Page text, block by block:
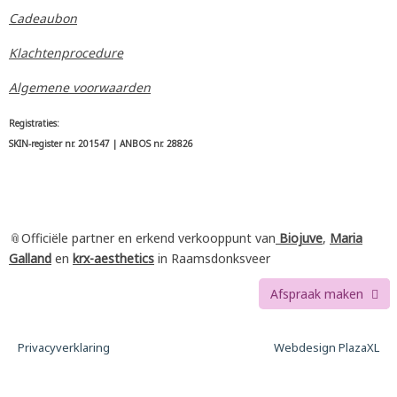
Afspraak maken
Afspraak maken
Cadeaubon
Klachtenprocedure
Algemene voorwaarden
Registraties:
SKIN-register nr. 201547 | ANBOS nr. 28826
📎Officiële partner en erkend verkooppunt van Biojuve, Maria
Galland en krx-aesthetics in Raamsdonksveer
Privacyverklaring Webdesign PlazaXL